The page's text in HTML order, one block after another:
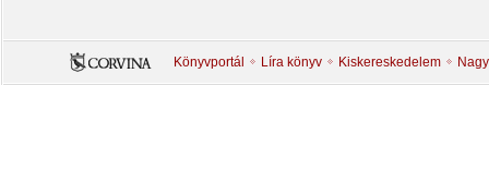
Könyvportál Líra könyv Kiskereskedelem